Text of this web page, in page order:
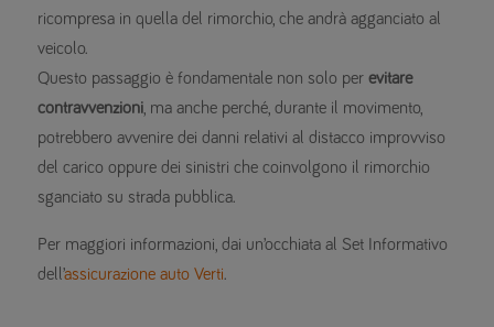
ricompresa in quella del rimorchio, che andrà agganciato al
veicolo.
Questo passaggio è fondamentale non solo per evitare
contravvenzioni , ma anche perché, durante il movimento,
potrebbero avvenire dei danni relativi al distacco improvviso
del carico oppure dei sinistri che coinvolgono il rimorchio
sganciato su strada pubblica.
Per maggiori informazioni, dai un’occhiata al Set Informativo
dell’assicurazione auto Verti.